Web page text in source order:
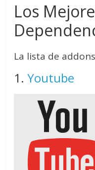
Los
La lista de
1.Youtube